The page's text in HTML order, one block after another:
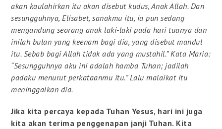
akan kaulahirkan itu akan disebut kudus, Anak Allah. Dan
sesungguhnya, Elisabet, sanakmu itu, ia pun sedang
mengandung seorang anak laki-laki pada hari tuanya dan
inilah bulan yang keenam bagi dia, yang disebut mandul
itu. Sebab bagi Allah tidak ada yang mustahil.” Kata Maria:
“Sesungguhnya aku ini adalah hamba Tuhan; jadilah
padaku menurut perkataanmu itu.” Lalu malaikat itu
meninggalkan dia.
Jika kita percaya kepada Tuhan Yesus, hari ini juga
kita akan terima penggenapan janji Tuhan. Kita